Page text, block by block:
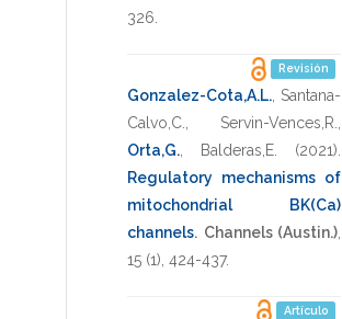
326
Revisión
Gonzalez-Cota,A.L. Santana-
Calvo,C.
Servin-Vences,R.
Orta,G.
Balderas,E. (2021)
Regulatory mechanisms of
mitochondrial BK(Ca)
channels. Channels (Austin.)
15 (1), 424-437.
Artículo